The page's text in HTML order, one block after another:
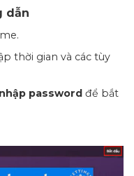
dẫn
thời gian và các tùy
nhập password để bắt